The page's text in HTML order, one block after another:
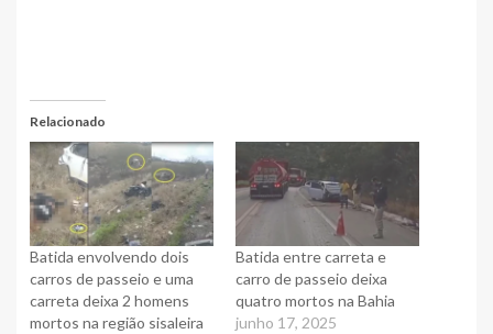
Relacionado
Batida envolvendo dois
carros de passeio e uma
carreta deixa 2 homens
mortos na região sisaleira
Batida entre carreta e
carro de passeio deixa
quatro mortos na Bahia
junho 17, 2025